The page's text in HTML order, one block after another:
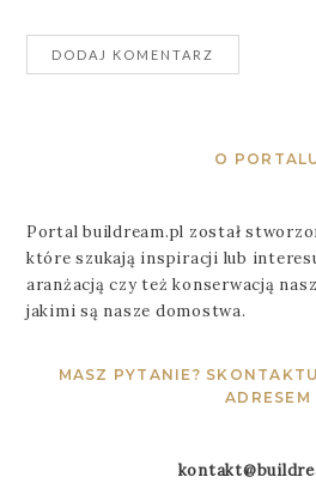
O
Portal buildream.pl został
które szukają inspiracji lub
aranżacją czy też konserwacją
jakimi są nasze domostwa.
MASZ PYTANIE?
ADRESEM